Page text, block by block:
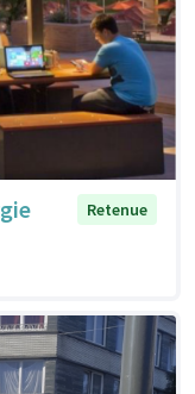
Retenue